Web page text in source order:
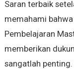
Saran terbaik
memahami
Pembelajaran
memberikan
sangatlah